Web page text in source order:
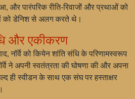
और पारंपरिक रीति-रिवाजों और प्रथाओं को
को डेनिश से अलग करते थे।
और एकीकरण
नॉर्वे को कियेन शांति संधि के परिणामस्वरूप
ने अपनी स्वतंत्रता की घोषणा की और अपना
ही स्वीडन के साथ एक संघ पर हस्ताक्षर